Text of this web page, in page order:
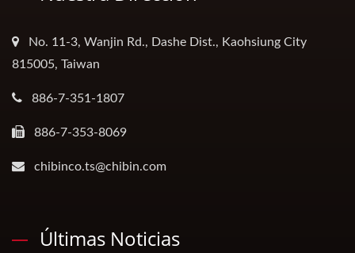
No. 11-3, Wanjin Rd., Dashe Dist., Kaohsiung City
815005, Taiwan
886-7-351-1807
886-7-353-8069
chibinco.ts@chibin.com
Últimas Noticias